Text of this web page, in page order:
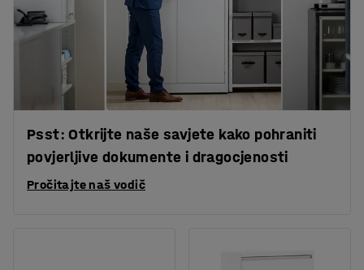
Psst: Otkrijte naše savjete kako pohraniti
povjerljive dokumente i dragocjenosti
Pročitajte naš vodič